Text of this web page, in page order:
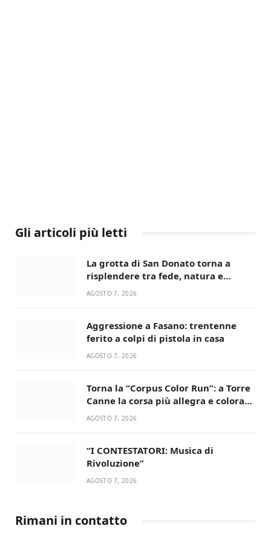
Gli articoli più letti
La grotta di San Donato torna a
risplendere tra fede, natura e
devozione
AGOSTO 7, 2026
Aggressione a Fasano: trentenne
ferito a colpi di pistola in casa
AGOSTO 7, 2026
Torna la “Corpus Color Run”: a Torre
Canne la corsa più allegra e colorata
dell’estate!
AGOSTO 7, 2026
“I CONTESTATORI: Musica di
Rivoluzione”
AGOSTO 7, 2026
Rimani in contatto